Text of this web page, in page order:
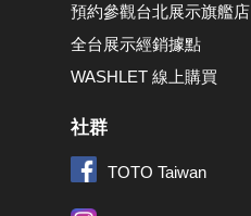
預約參觀台北展示旗艦店
全台展示經銷據點
WASHLET 線上購買
社群
TOTO Taiwan